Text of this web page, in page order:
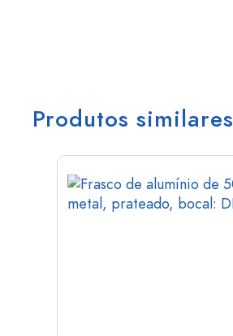
Produtos similares